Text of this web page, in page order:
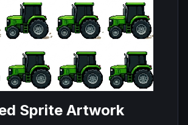
Sprite Artwork